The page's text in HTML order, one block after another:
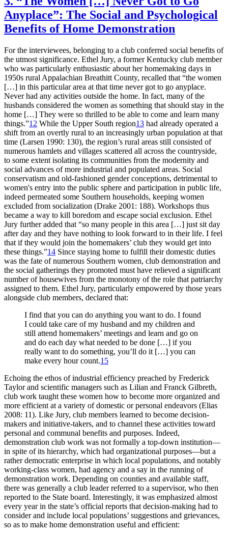
Anyplace”: The Social and Psychological
Benefits of Home Demonstration
For the interviewees, belonging to a club conferred social benefits of
the utmost significance. Ethel Jury, a former Kentucky club member
who was particularly enthusiastic about her homemaking days in
1950s rural Appalachian Breathitt County, recalled that “the women
[…] in this particular area at that time never got to go anyplace.
Never had any activities outside the home. In fact, many of the
husbands considered the women as something that should stay in the
home […] They were so thrilled to be able to come and learn many
things.”12 While the Upper South region13 had already operated a
shift from an overtly rural to an increasingly urban population at that
time (Larsen 1990: 130), the region’s rural areas still consisted of
numerous hamlets and villages scattered all across the countryside,
to some extent isolating its communities from the modernity and
social advances of more industrial and populated areas. Social
conservatism and old-fashioned gender conceptions, detrimental to
women's entry into the public sphere and participation in public life,
indeed permeated some Southern households, keeping women
excluded from socialization (Drake 2001: 188). Workshops thus
became a way to kill boredom and escape social exclusion. Ethel
Jury further added that “so many people in this area […] just sit day
after day and they have nothing to look forward to in their life. I feel
that if they would join the homemakers’ club they would get into
these things.”14 Since staying home to fulfill their domestic duties
was the fate of numerous Southern women, club demonstration and
the social gatherings they promoted must have relieved a significant
number of housewives from the monotony of the role that patriarchy
assigned to them. Ethel Jury, particularly empowered by those years
alongside club members, declared that:
I find that you can do anything you want to do. I found
I could take care of my husband and my children and
still attend homemakers’ meetings and learn and go on
and do each day what needed to be done […] if you
really want to do something, you’ll do it […] you can
make every hour count.15
Echoing the ethos of industrial efficiency preached by Frederick
Taylor and scientific managers such as Lilian and Franck Gilbreth,
club work taught these women how to become more organized and
more efficient at a variety of domestic or personal endeavors (Elias
2008: 11). Like Jury, club members learned to become decision-
makers and initiative-takers, and to channel these activities toward
personal and communal benefits and purposes. Indeed,
demonstration club work was not formally a top-down institution—
in spite of its hierarchy, which had organizational purposes—but a
rather democratic enterprise in which local populations, and notably
working-class women, had agency and a say in the running of
demonstration work. Depending on counties and available staff,
there was generally a club leader referred to a supervisor, who then
reported to the State board. Interestingly, it was emphasized almost
every year in the state’s official reports that decision-making had to
consider and include local populations’ suggestions and grievances,
so as to make home demonstration useful and efficient: